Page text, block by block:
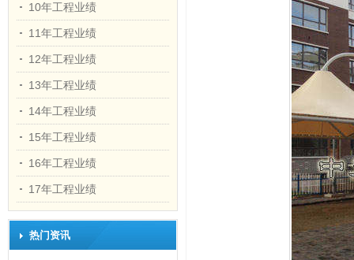
1
10年工程业绩
11年工程业绩
12年工程业绩
13年工程业绩
14年工程业绩
15年工程业绩
16年工程业绩
17年工程业绩
热门资讯